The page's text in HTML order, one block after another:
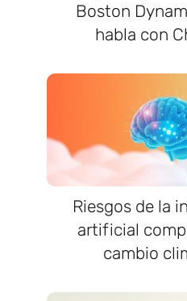
Boston
habla con
Riesgos de la
artificial
cambio